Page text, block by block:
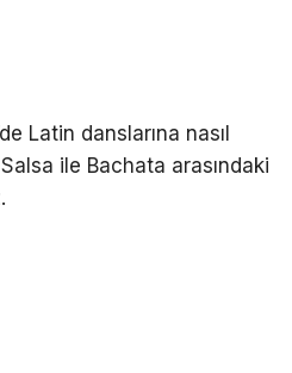
Latin danslarına nasıl
ile Bachata arasındaki